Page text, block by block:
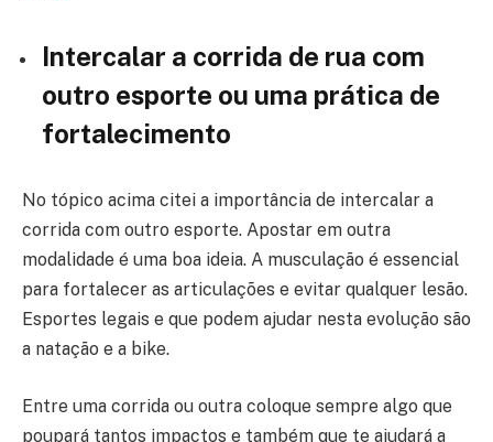
Intercalar a corrida de rua com
outro esporte ou uma prática de
fortalecimento
No tópico acima citei a importância de intercalar a
corrida com outro esporte. Apostar em outra
modalidade é uma boa ideia. A musculação é essencial
para fortalecer as articulações e evitar qualquer lesão.
Esportes legais e que podem ajudar nesta evolução são
a natação e a bike.
Entre uma corrida ou outra coloque sempre algo que
poupará tantos impactos e também que te ajudará a